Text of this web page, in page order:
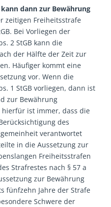
dann zur Bewährung
zeitigen Freiheitsstrafe
Bei Vorliegen der
2 StGB kann die
der Hälfte der Zeit zur
Häufiger kommt eine
vor. Wenn die
1 StGB vorliegen, dann ist
zur Bewährung
hierfür ist immer, dass die
des
verantwortet
in die Aussetzung zur
Freiheitsstrafen
Strafrestes nach § 57 a
zur Bewährung
fünfzehn Jahre der Strafe
Schwere der